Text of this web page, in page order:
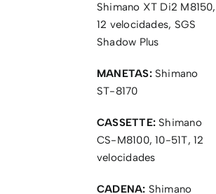
Shimano XT Di2 M8150,
12 velocidades, SGS
Shadow Plus
MANETAS:Shimano
ST-8170
CASSETTE:Shimano
CS-M8100, 10-51T, 12
velocidades
CADENA: Shimano